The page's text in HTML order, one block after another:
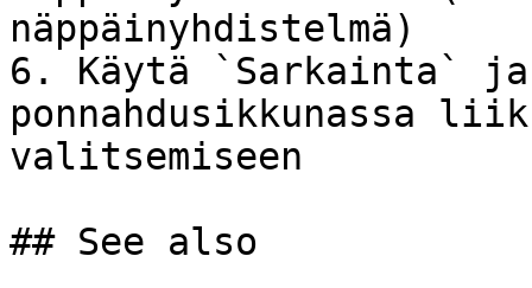
näppäinyhdistelmä)
6. Käytä `Sarkainta` ja
ponnahdusikkunassa
valitsemiseen
## See also